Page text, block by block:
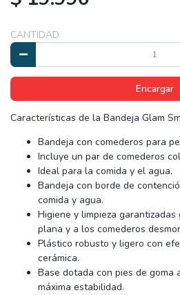
CANTIDAD
Encargar
Características de la Bandeja Glam
Bandeja con comederos para
Incluye un par de comederos
Ideal para la comida y el agua.
Bandeja con borde de
comida y agua.
Higiene y limpieza
plana y a los comederos
Plástico robusto y ligero con
cerámica.
Base dotada con pies de goma
máxima estabilidad.